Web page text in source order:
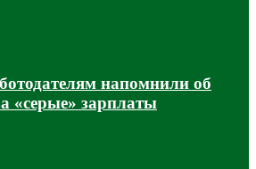
напомнили об
«серые» зарплаты